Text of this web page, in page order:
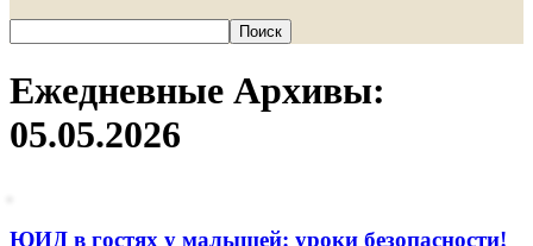
Ежедневные Архивы:
05.05.2026
ЮИД в гостях у малышей: уроки безопасности!